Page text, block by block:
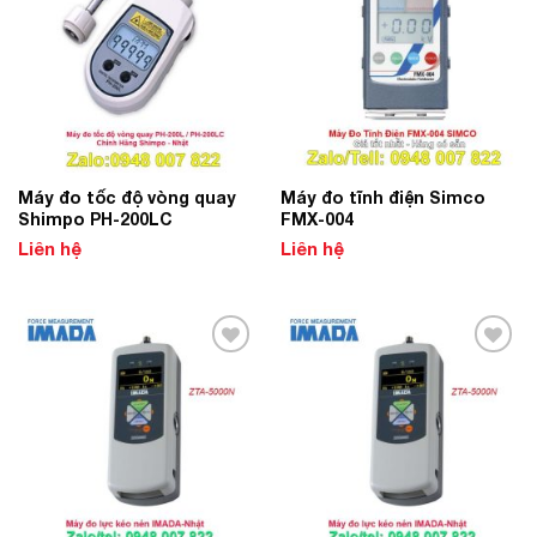
Wishlist
Máy đo tốc độ vòng quay
Shimpo PH-200LC
Liên hệ
Máy đo tĩnh điện Simco
FMX-004
Liên hệ
Wishlist
Wishlist